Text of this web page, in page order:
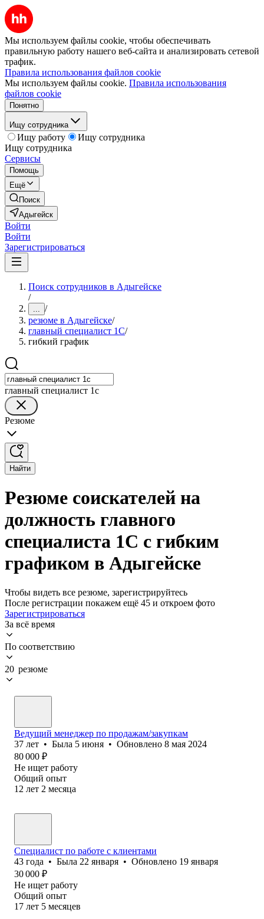
Мы используем файлы cookie, чтобы обеспечивать
правильную работу нашего веб-сайта и анализировать сетевой
трафик.
Правила использования файлов cookie
Мы используем файлы cookie. Правила использования
файлов cookie
Понятно
Ищу сотрудника
Ищу работу
Ищу сотрудника
Ищу сотрудника
Сервисы
Помощь
Ещё
Поиск
Адыгейск
Войти
Войти
Зарегистрироваться
Поиск сотрудников в Адыгейске
/
... /
резюме в Адыгейске/
главный специалист 1С/
гибкий график
главный специалист 1с
Резюме
Найти
Резюме соискателей на
должность главного
специалиста 1С с гибким
графиком в Адыгейске
Чтобы видеть все резюме, зарегистрируйтесь
После регистрации покажем ещё 45 и откроем фото
Зарегистрироваться
За всё время
По соответствию
20 резюме
Ведущий менеджер по продажам/закупкам
37 лет • Была 5 июня • Обновлено 8 мая 2024
80 000 ₽
Не ищет работу
Общий опыт
12 лет 2 месяца
Специалист по работе с клиентами
43 года • Была 22 января • Обновлено 19 января
30 000 ₽
Не ищет работу
Общий опыт
17 лет 5 месяцев